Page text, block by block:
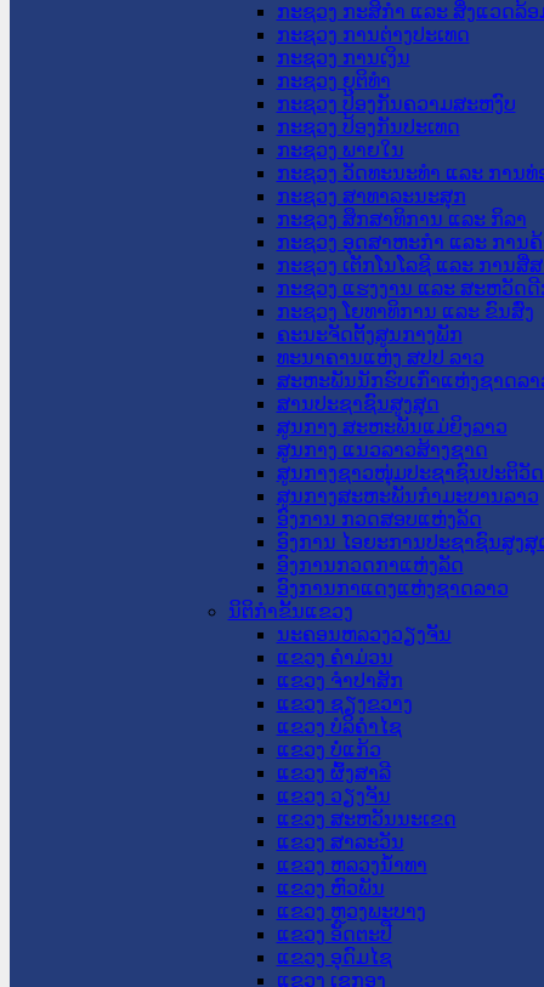
ກະຊວງ ກະສິກຳ ແລະ ສິ່ງແວດລ້ອ
ກະຊວງ ການຕ່າງປະເທດ
ກະຊວງ ການເງິນ
ກະຊວງ ຍຸຕິທໍາ
ກະຊວງ ປ້ອງກັນຄວາມສະຫງົບ
ກະຊວງ ປ້ອງກັນປະເທດ
ກະຊວງ ພາຍໃນ
ກະຊວງ ວັດທະນະທຳ ແລະ ການທ່
ກະຊວງ ສາທາລະນະສຸກ
ກະຊວງ ສຶກສາທິການ ແລະ ກິລາ
ກະຊວງ ອຸດສາຫະກຳ ແລະ ການຄ້
ກະຊວງ ເຕັກໂນໂລຊີ ແລະ ການສື່
ກະຊວງ ແຮງງານ ແລະ ສະຫວັດ
ກະຊວງ ໂຍທາທິການ ແລະ ຂົນສົ່ງ
ຄະນະຈັດຕັ້ງສູນກາງພັກ
ທະນາຄານແຫ່ງ ສປປ ລາວ
ສະຫະພັນນັກຮົບເກົ່າແຫ່ງຊາດລາ
ສານປະຊາຊົນສູງສຸດ
ສູນກາງ ສະຫະພັນແມ່ຍິງລາວ
ສູນກາງ ແນວລາວສ້າງຊາດ
ສູນກາງຊາວໜຸ່ມປະຊາຊົນປະຕິວັ
ສູນກາງສະຫະພັນກຳມະບານລາວ
ອົງການ ກວດສອບແຫ່ງລັດ
ອົງການ ໄອຍະການປະຊາຊົນສູງສຸ
ອົງການກວດກາແຫ່ງລັດ
ອົງການກາແດງແຫ່ງຊາດລາວ
ນິຕິກໍາຂັ້ນແຂວງ
ນະ​ຄອນ​ຫລວງວຽງຈັນ
ແຂວງ ຄໍາມ່ວນ
ແຂວງ ຈໍາປາສັກ
ແຂວງ ຊຽງຂວາງ
ແຂວງ ບໍລິຄໍາໄຊ
ແຂວງ ບໍ່ແກ້ວ
ແຂວງ ຜົ້ງສາລີ
ແຂວງ ວຽງຈັນ
ແຂວງ ສະຫວັນນະເຂດ
ແຂວງ ສາລະວັນ
ແຂວງ ຫລວງນໍ້າທາ
ແຂວງ ຫົວພັນ
ແຂວງ ຫຼວງພະບາງ
ແຂວງ ອັດຕະປື
ແຂວງ ອຸດົມໄຊ
ແຂວງ ເຊກອງ